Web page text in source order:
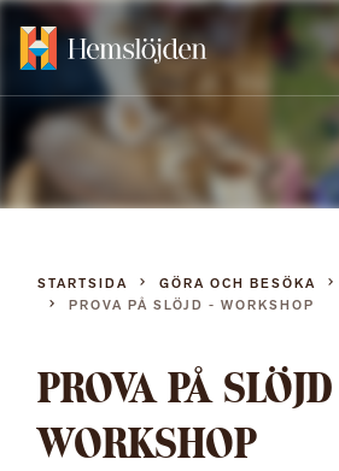
Gå
direkt
till
STARTSIDA GÖRA OCH BESÖKA
PROVA PÅ SLÖJD - WORKSHOP
PROVA PÅ
WORKSHOP